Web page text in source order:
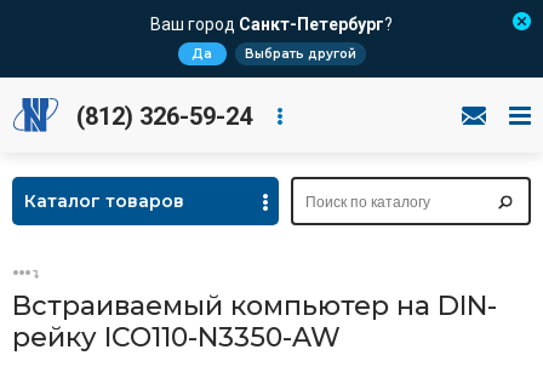
Ваш город Санкт-Петербург?
Да Выбрать другой
(812) 326-59-24
Каталог товаров
Встраиваемый компьютер на DIN-
рейку ICO110-N3350-AW